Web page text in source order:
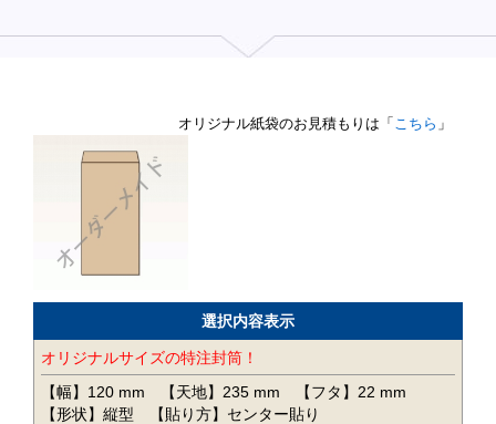
オリジナル紙袋のお見積もりは「 こちら 」
選択内容表示
オリジナルサイズの特注封筒！
【幅】120 mm
【天地】235 mm
【フタ】22 mm
【形状】縦型
【貼り方】センター貼り